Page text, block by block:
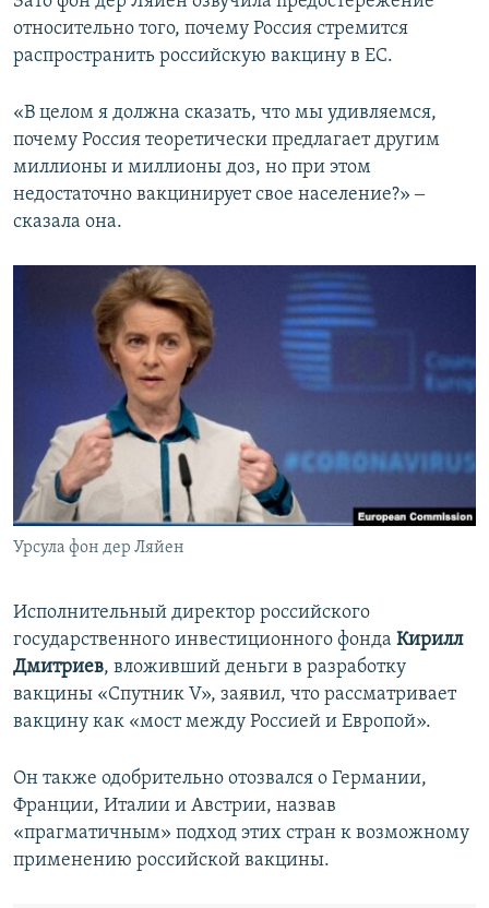
относительно того, почему Россия стремится
распространить российскую вакцину в ЕС.
«В целом я должна сказать, что мы удивляемся,
почему Россия теоретически предлагает другим
миллионы и миллионы доз, но при этом
недостаточно вакцинирует свое население?» ‒
сказала она.
Урсула фон дер Ляйен
Исполнительный директор российского
государственного инвестиционного фонда Кирилл
Дмитриев, вложивший деньги в разработку
вакцины «Спутник V», заявил, что рассматривает
вакцину как «мост между Россией и Европой».
Он также одобрительно отозвался о Германии,
Франции, Италии и Австрии, назвав
«прагматичным» подход этих стран к возможному
применению российской вакцины.